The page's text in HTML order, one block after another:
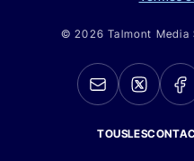
© 2026 Talmont Media